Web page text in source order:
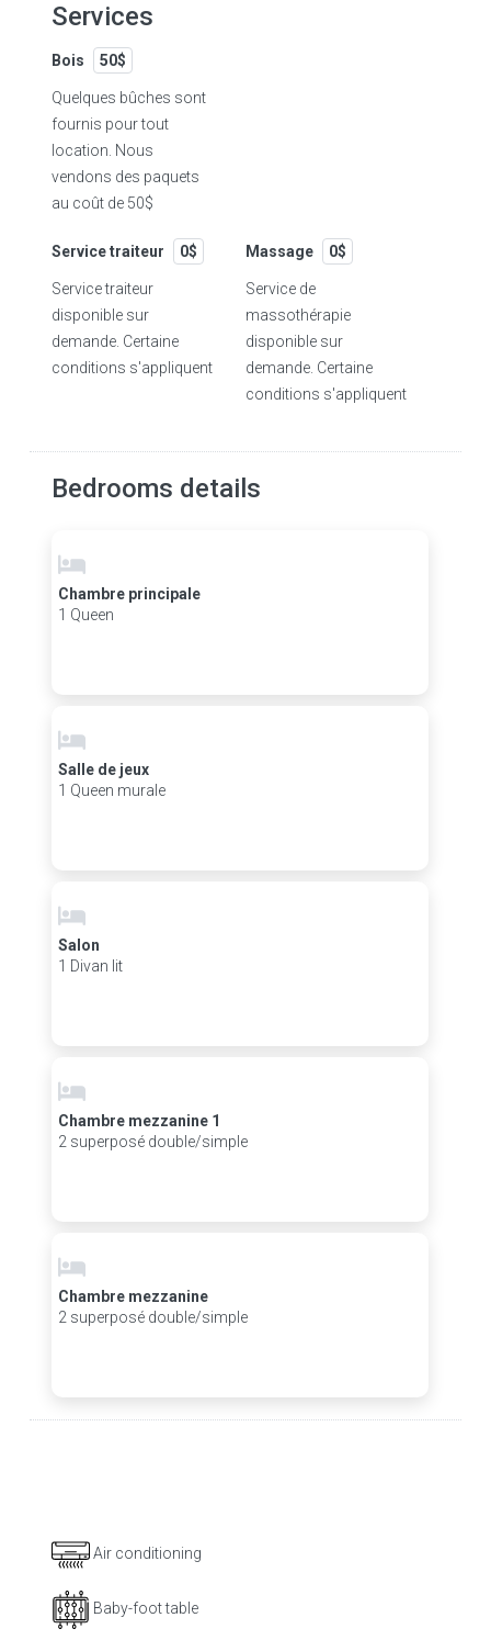
Services
Bois 50$
Quelques bûches sont
fournis pour tout
location. Nous
vendons des paquets
au coût de 50$
Service traiteur 0$
Service traiteur
disponible sur
demande. Certaine
conditions s'appliquent
Massage 0$
Service de
massothérapie
disponible sur
demande. Certaine
conditions s'appliquent
Bedrooms details
Chambre principale
1 Queen
Salle de jeux
1 Queen murale
Salon
1 Divan lit
Chambre mezzanine 1
2 superposé double/simple
Chambre mezzanine
2 superposé double/simple
Air conditioning
Baby-foot table